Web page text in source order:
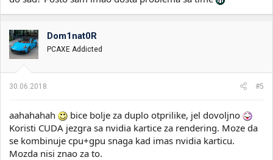
Dom1nat0R
PCAXE Addicted
30.06.2018. #5
aahahahah
bice bolje za duplo otprilike, jel dovoljno
Koristi CUDA jezgra sa nvidia kartice za rendering. Moze da
se kombinuje cpu+gpu snaga kad imas nvidia karticu.
Mozda nisi znao za to.